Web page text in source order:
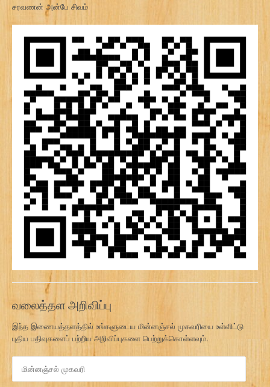
சரவணன் அன்பே சிவம்
வலைத்தள அறிவிப்பு
இந்த இணையத்தளத்தில் உங்களுடைய மின்னஞ்சல் முகவரியை உள்ளிட்டு
புதிய பதிவுகளைப் பற்றிய அறிவிப்புகளை பெற்றுக்கொள்ளவும்.
ன்